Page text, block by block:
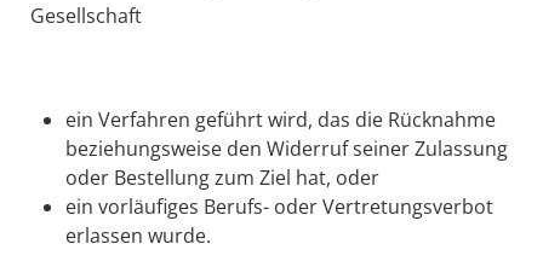
Gesellschaft
ein Verfahren geführt wird, das die Rücknahme
beziehungsweise den Widerruf seiner Zulassung
oder Bestellung zum Ziel hat, oder
ein vorläufiges Berufs- oder Vertretungsverbot
erlassen wurde.